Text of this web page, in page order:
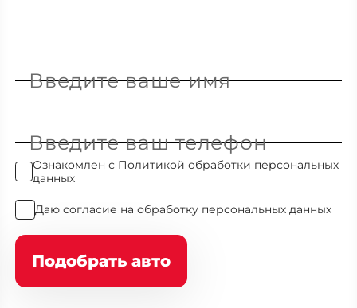
Введите ваше имя
Введите ваш телефон
Ознакомлен с Политикой обработки персональных
данных
Даю согласие на обработку персональных данных
Подобрать авто